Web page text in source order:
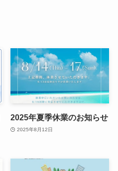
2025年夏季休業のお知らせ
2025年8月12日